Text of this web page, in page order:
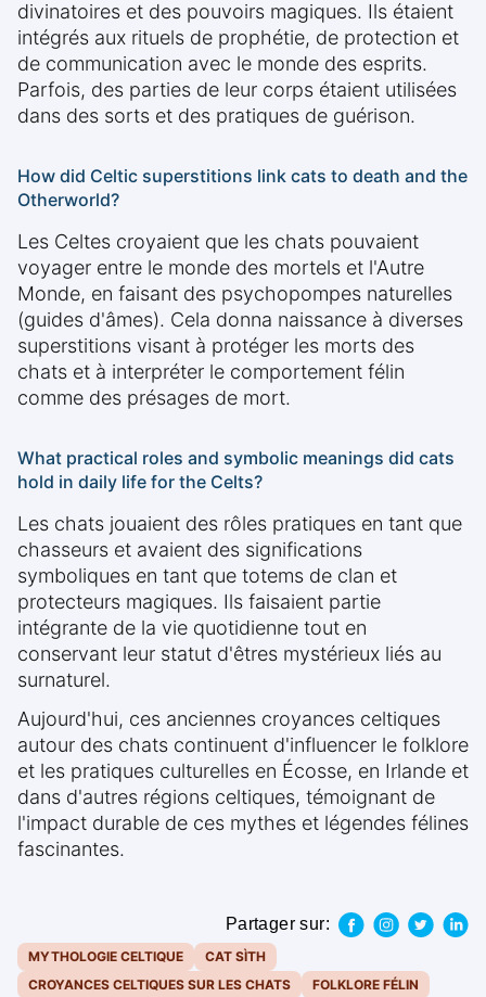
divinatoires et des pouvoirs magiques. Ils étaient
intégrés aux rituels de prophétie, de protection et
de communication avec le monde des esprits.
Parfois, des parties de leur corps étaient utilisées
dans des sorts et des pratiques de guérison.
How did Celtic superstitions link cats to death and the
Otherworld?
Les Celtes croyaient que les chats pouvaient
voyager entre le monde des mortels et l'Autre
Monde, en faisant des psychopompes naturelles
(guides d'âmes). Cela donna naissance à diverses
superstitions visant à protéger les morts des
chats et à interpréter le comportement félin
comme des présages de mort.
What practical roles and symbolic meanings did cats
hold in daily life for the Celts?
Les chats jouaient des rôles pratiques en tant que
chasseurs et avaient des significations
symboliques en tant que totems de clan et
protecteurs magiques. Ils faisaient partie
intégrante de la vie quotidienne tout en
conservant leur statut d'êtres mystérieux liés au
surnaturel.
Aujourd'hui, ces anciennes croyances celtiques
autour des chats continuent d'influencer le folklore
et les pratiques culturelles en Écosse, en Irlande et
dans d'autres régions celtiques, témoignant de
l'impact durable de ces mythes et légendes félines
fascinantes.
Partager sur:
MYTHOLOGIE CELTIQUE
CAT SÌTH
CROYANCES CELTIQUES SUR LES CHATS
FOLKLORE FÉLIN